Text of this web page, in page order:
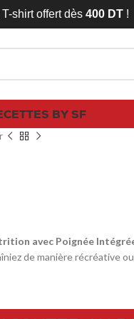
shirt offert dès 400 DT!
BY SF
avec Poignée
de manière récréative